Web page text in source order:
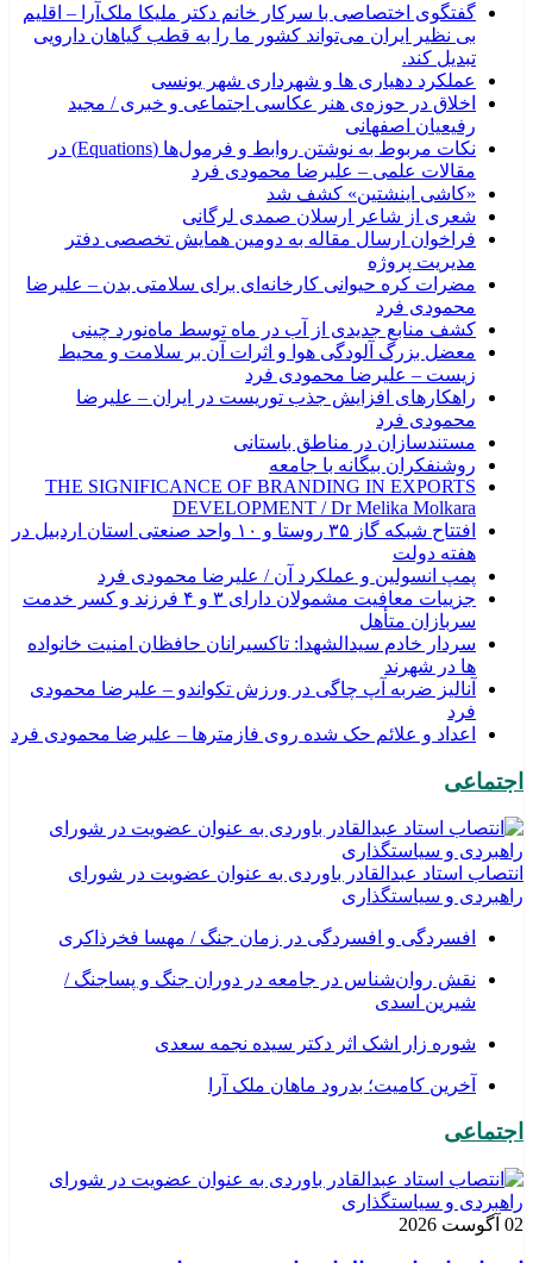
گفتگوی اختصاصی با سرکار خانم دکتر ملیکا ملک‌آرا – اقلیم
بی نظیر ایران می‌تواند کشور ما را به قطب گیاهان دارویی
تبدیل کند.
عملکرد دهیاری ها و شهرداری شهر یونسی
اخلاق در حوزه‌ی هنر عکاسی اجتماعی و خبری / مجید
رفیعیان اصفهانی
نکات مربوط به نوشتن روابط و فرمول‌ها (Equations) در
مقالات علمی – علیرضا محمودی فرد
«کاشی اینشتین» کشف شد
شعری از شاعر ارسلان صمدی لرگانی
فراخوان ارسال مقاله به دومین همایش تخصصی دفتر
مدیریت پروژه
مضرات کره حیوانی کارخانه‌ای برای سلامتی بدن – علیرضا
محمودی فرد
کشف منابع جدیدی از آب در ماه توسط ماه‌نورد چینی
معضل بزرگ آلودگی هوا و اثرات آن بر سلامت و محیط
زیست – علیرضا محمودی فرد
راهکارهای افزایش جذب توریست در ایران – علیرضا
محمودی فرد
مستندسازان در مناطق باستانی‎
روشنفکران بیگانه با جامعه
THE SIGNIFICANCE OF BRANDING IN EXPORTS
DEVELOPMENT / Dr Melika Molkara
افتتاح شبکه گاز ۳۵ روستا و ۱۰ واحد صنعتی استان اردبیل در
هفته دولت
پمپ انسولین و عملکرد آن / علیرضا محمودی فرد
جزییات معافیت مشمولان دارای ۳ و ۴ فرزند و کسر خدمت
سربازان متأهل
سردار خادم سیدالشهدا: تاکسیرانان حافظان امنیت خانواده
ها در شهرند
آنالیز ضربه آپ چاگی در ورزش تکواندو – علیرضا محمودی
فرد
اعداد و علائم حک شده روی فازمترها – علیرضا محمودی فرد
اجتماعی
انتصاب استاد عبدالقادر باوردی به عنوان عضویت در شورای
راهبردی و سیاستگذاری
افسردگی و افسردگی در زمان جنگ / مهسا فخرذاکری
نقش روان‌شناس در جامعه در دوران جنگ و پساجنگ /
شیرین اسدی
شوره زار اشک اثر دکتر سیده نجمه سعدی
​آخرین کامیت؛ بدرود ماهان ملک آرا
اجتماعی
02 آگوست 2026